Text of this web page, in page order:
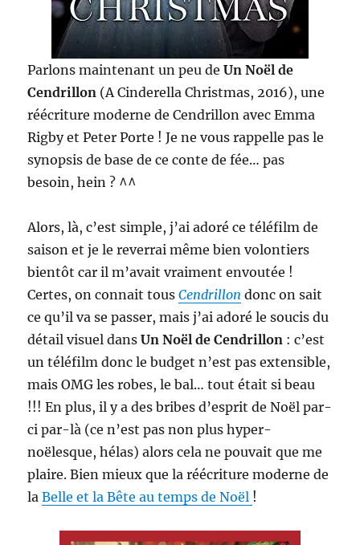
Parlons maintenant un peu deUn Noël de
Cendrillon (A Cinderella Christmas, 2016), une
réécriture moderne de Cendrillon avec Emma
Rigby et Peter Porte ! Je ne vous rappelle pas le
synopsis de base de ce conte de fée… pas
besoin, hein ? ^^
Alors, là, c’est simple, j’ai adoré ce téléfilm de
saison et je le reverrai même bien volontiers
bientôt car il m’avait vraiment envoutée !
Certes, on connait tousCendrillon donc on sait
ce qu’il va se passer, mais j’ai adoré le soucis du
détail visuel dansUn Noël de Cendrillon : c’est
un téléfilm donc le budget n’est pas extensible,
mais OMG les robes, le bal… tout était si beau
!!! En plus, il y a des bribes d’esprit de Noël par-
ci par-là (ce n’est pas non plus hyper-
noëlesque, hélas) alors cela ne pouvait que me
plaire. Bien mieux que la réécriture moderne de
laBelle et la Bête au temps de Noël !